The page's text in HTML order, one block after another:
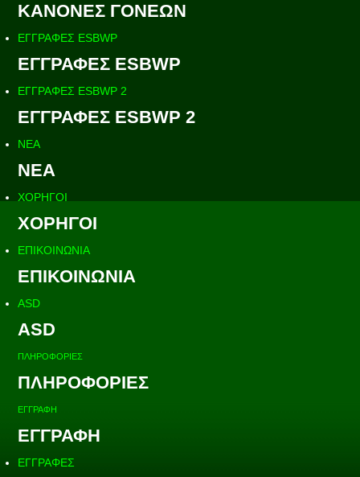
ΚΑΝΟΝΕΣ ΓΟΝΕΩΝ
ΕΓΓΡΑΦΕΣ ESBWP
ΕΓΓΡΑΦΕΣ ESBWP
ΕΓΓΡΑΦΕΣ ESBWP 2
ΕΓΓΡΑΦΕΣ ESBWP 2
ΝΕΑ
ΝΕΑ
ΧΟΡΗΓΟΙ
ΧΟΡΗΓΟΙ
ΕΠΙΚΟΙΝΩΝΙΑ
ΕΠΙΚΟΙΝΩΝΙΑ
ASD
ASD
ΠΛΗΡΟΦΟΡΙΕΣ
ΠΛΗΡΟΦΟΡΙΕΣ
ΕΓΓΡΑΦΗ
ΕΓΓΡΑΦΗ
ΕΓΓΡΑΦΕΣ